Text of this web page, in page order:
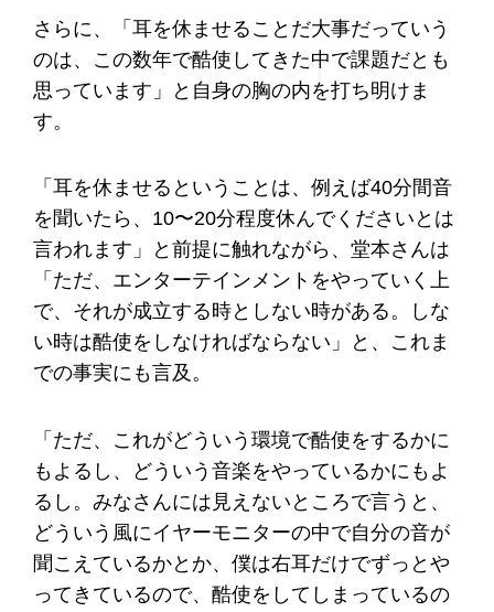
さらに、「耳を休ませることだ大事だっていう
のは、この数年で酷使してきた中で課題だとも
思っています」と自身の胸の内を打ち明けま
す。
「耳を休ませるということは、例えば40分間音
を聞いたら、10〜20分程度休んでくださいとは
言われます」と前提に触れながら、堂本さんは
「ただ、エンターテインメントをやっていく上
で、それが成立する時としない時がある。しな
い時は酷使をしなければならない」と、これま
での事実にも言及。
「ただ、これがどういう環境で酷使をするかに
もよるし、どういう音楽をやっているかにもよ
るし。みなさんには見えないところで言うと、
どういう風にイヤーモニターの中で自分の音が
聞こえているかとか、僕は右耳だけでずっとや
ってきているので、酷使をしてしまっているの